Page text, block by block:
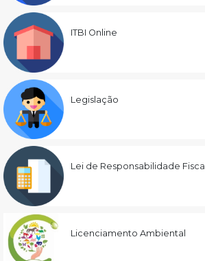
ITBI Online
Legislação
Lei de Responsabilidade Fiscal
Licenciamento Ambiental